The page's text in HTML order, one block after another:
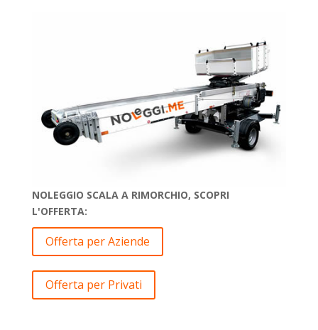
NOLEGGIO SCALA A RIMORCHIO, SCOPRI
L'OFFERTA:
Offerta per Aziende
Offerta per Privati